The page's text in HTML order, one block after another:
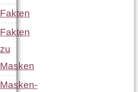
Fakten
Fakten
zu
Masken
Masken-